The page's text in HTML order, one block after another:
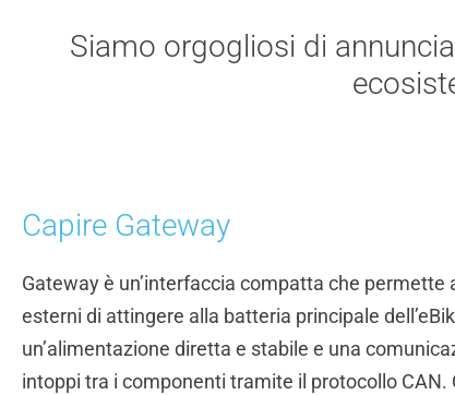
Siamo orgogliosi di
Capire Gateway
Gateway è un’interfaccia compatta che permette
esterni di attingere alla batteria principale
un’alimentazione diretta e stabile e una
intoppi tra i componenti tramite il protocollo CAN.